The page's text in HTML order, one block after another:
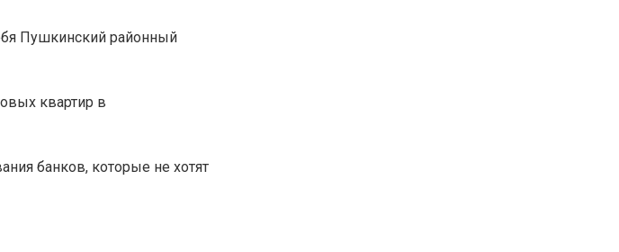
Пушкинский районный
квартир в
банков, которые не хотят